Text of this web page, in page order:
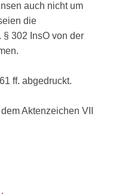
auch nicht um
die
302 InsO von der
ff. abgedruckt.
Aktenzeichen VII